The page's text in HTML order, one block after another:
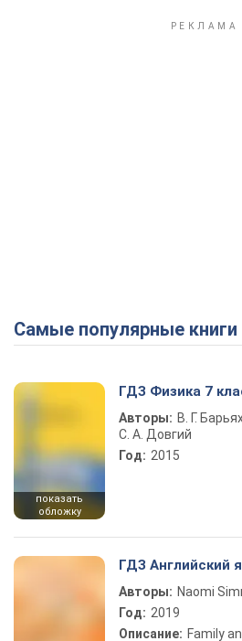
Самые популярные книги
показать
обложку
ГДЗ Физика 7
Авторы: В. Г.
С. А. Довгий
Год: 2015
ГДЗ Английский
Авторы: Naomi
Год: 2019
Описание: Family